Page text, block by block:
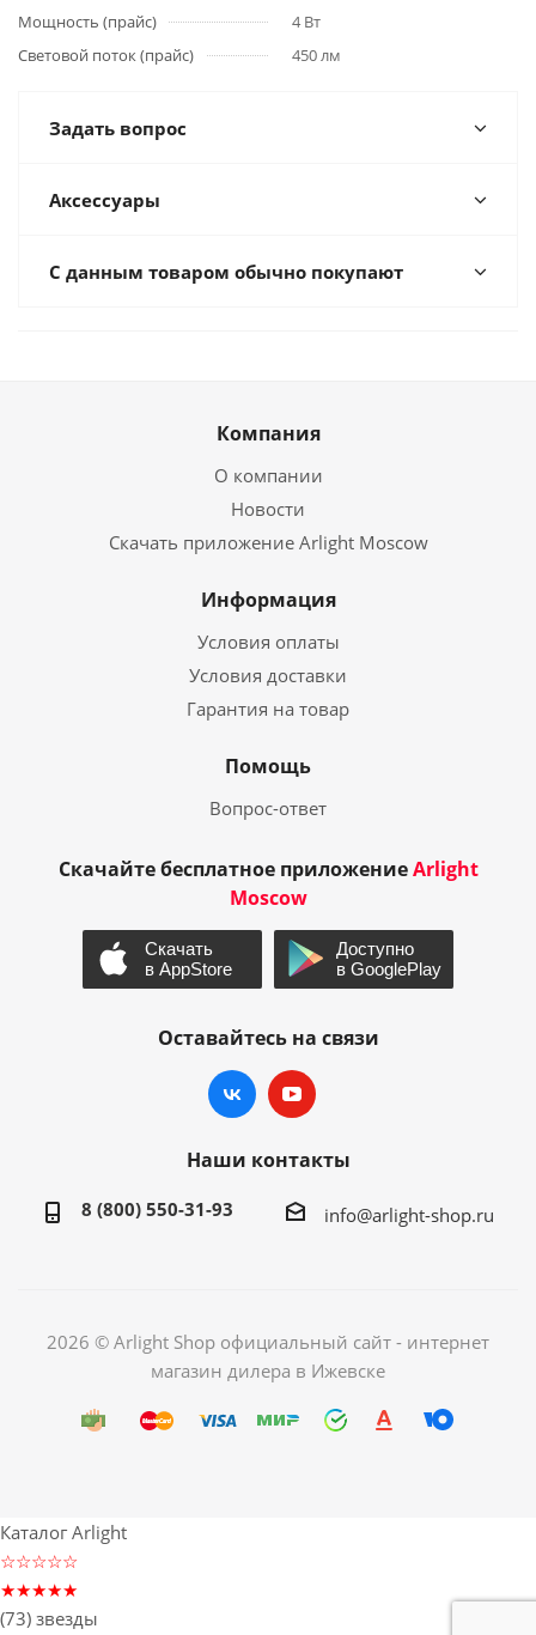
Мощность (прайс)
4 Вт
Световой поток (прайс)
450 лм
Задать вопрос
Аксессуары
С данным товаром обычно покупают
Компания
О компании
Новости
Скачать приложение Arlight Moscow
Информация
Условия оплаты
Условия доставки
Гарантия на товар
Помощь
Вопрос-ответ
Скачайте бесплатное приложениеArlight
Moscow
Оставайтесь на связи
Наши контакты
8 (800) 550-31-93 info@arlight-shop.ru
2026 © Arlight Shop официальный сайт - интернет
магазин дилера в Ижевске
Каталог Arlight
☆☆☆☆☆
★★★★★
(73) звезды